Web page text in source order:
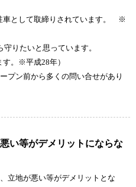
車として取締りされています。 ※
りたいと思っています。
。※平成28年）
プン前から多くの問い合せがあり
い等がデメリットにならな
立地が悪い等がデメリットとな